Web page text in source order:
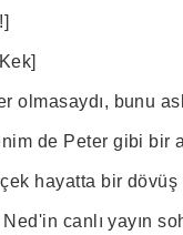
olmasaydı, bunu
de Peter gibi bir
hayatta bir dövüş
Ned'in canlı yayın